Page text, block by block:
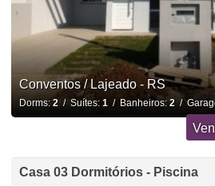
Conventos / Lajeado - RS
Dorms: 2/ Suítes: 1/ Banheiros: 2/
Casa 03 Dormitórios - Piscina